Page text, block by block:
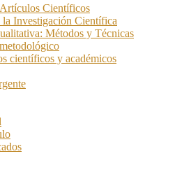
Científicos
Investigación Científica
Métodos y Técnicas
científicos y académicos